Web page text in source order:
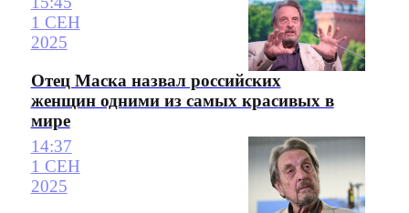
1 СЕН
2025
Отец Маска назвал российских
женщин одними из самых красивых в
мире
14:37
1 СЕН
2025